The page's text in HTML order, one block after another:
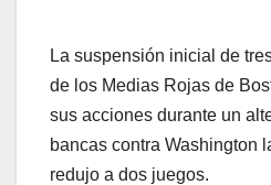
La suspensión inicial de
de los Medias Rojas de
sus acciones durante un
bancas contra Washington
redujo a dos juegos.